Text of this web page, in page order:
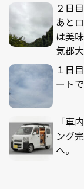
２日
あと
は美
気郡大
１日
ート
「車
ング
へ。